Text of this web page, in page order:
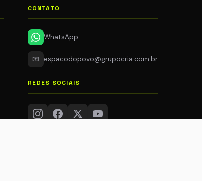
CONTATO
WhatsApp
📧 espacodopovo@grupocria.com.br
REDES SOCIAIS